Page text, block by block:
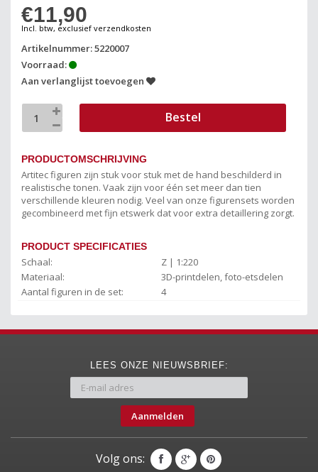
€11,90
Incl. btw, exclusief verzendkosten
Artikelnummer: 5220007
Voorraad:
Aan verlanglijst toevoegen
Bestel
PRODUCTOMSCHRIJVING
Artitec figuren zijn stuk voor stuk met de hand beschilderd in
realistische tonen. Vaak zijn voor één set meer dan tien
verschillende kleuren nodig. Veel van onze figurensets worden
gecombineerd met fijn etswerk dat voor extra detaillering zorgt.
PRODUCT SPECIFICATIES
Schaal:
Z | 1:220
Materiaal:
3D-printdelen, foto-etsdelen
Aantal figuren in de set:
4
LEES ONZE NIEUWSBRIEF:
Aanmelden
Volg ons: